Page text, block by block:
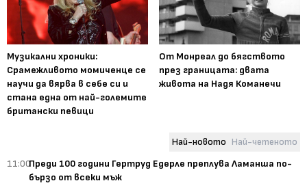
Музикални хроники:
Срамежливото момиченце се
научи да вярва в себе си и
стана една от най-големите
британски певици
От Монреал до бягството
през границата: двата
живота на Надя Команечи
Най-новото Най-четеното
11:00Преди 100 години Гертруд Едерле преплува Ламанша по-
бързо от всеки мъж